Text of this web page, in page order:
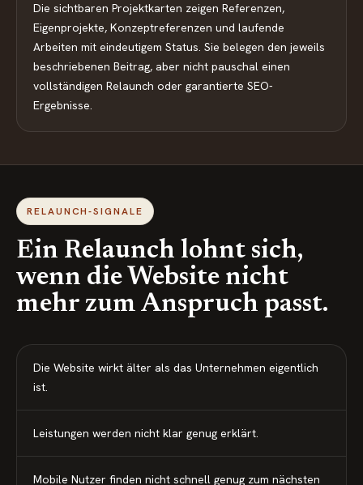
Die sichtbaren Projektkarten zeigen Referenzen,
Eigenprojekte, Konzeptreferenzen und laufende
Arbeiten mit eindeutigem Status. Sie belegen den jeweils
beschriebenen Beitrag, aber nicht pauschal einen
vollständigen Relaunch oder garantierte SEO-
Ergebnisse.
RELAUNCH-SIGNALE
Ein Relaunch lohnt sich,
wenn die Website nicht
mehr zum Anspruch passt.
Die Website wirkt älter als das Unternehmen eigentlich
ist.
Leistungen werden nicht klar genug erklärt.
Mobile Nutzer finden nicht schnell genug zum nächsten